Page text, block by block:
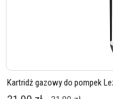
Kartridż gazowy do pompek